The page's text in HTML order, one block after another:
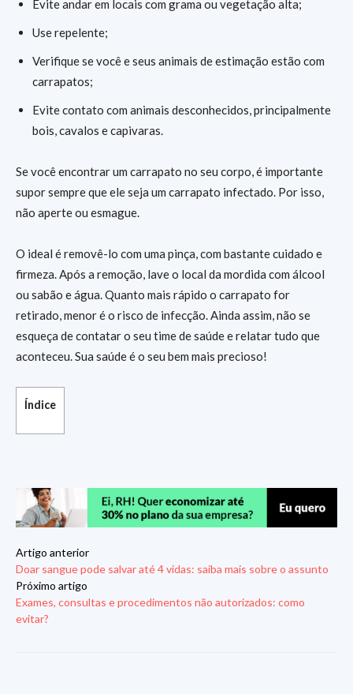
Evite andar em locais com grama ou vegetação alta;
Use repelente;
Verifique se você e seus animais de estimação estão com
carrapatos;
Evite contato com animais desconhecidos, principalmente
bois, cavalos e capivaras.
Se você encontrar um carrapato no seu corpo, é importante
supor sempre que ele seja um carrapato infectado. Por isso,
não aperte ou esmague.
O ideal é removê-lo com uma pinça, com bastante cuidado e
firmeza. Após a remoção, lave o local da mordida com álcool
ou sabão e água. Quanto mais rápido o carrapato for
retirado, menor é o risco de infecção. Ainda assim, não se
esqueça de contatar o seu time de saúde e relatar tudo que
aconteceu. Sua saúde é o seu bem mais precioso!
Índice
Artigo anterior
Doar sangue pode salvar até 4 vidas: saiba mais sobre o assunto
Próximo artigo
Exames, consultas e procedimentos não autorizados: como
evitar?